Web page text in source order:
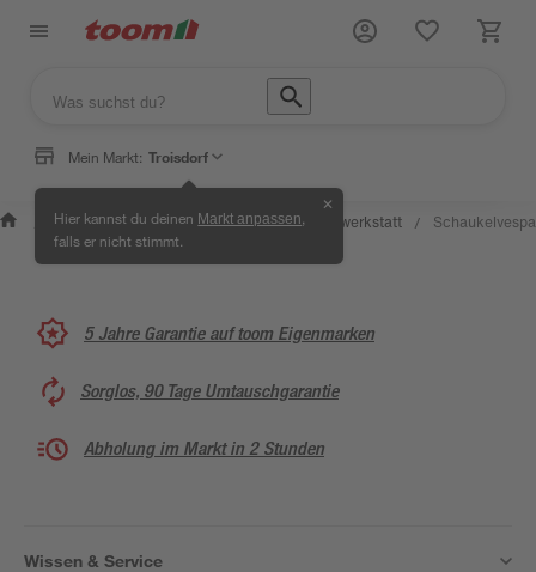
Mein Markt: Troisdorf
Hier kannst du deinen Markt anpassen
falls er nicht stimmt.
✕
Wissen &
Service
/
Selbermachen
& Ratgeber
/ Kreativwerkstatt / Schaukelvespa
5 Jahre Garantie auf toom Eigenmarken
Sorglos, 90 Tage Umtauschgarantie
Abholung im Markt in 2 Stunden
Wissen & Service